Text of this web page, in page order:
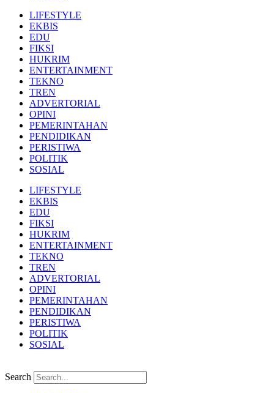
LIFESTYLE
EKBIS
EDU
FIKSI
HUKRIM
ENTERTAINMENT
TEKNO
TREN
ADVERTORIAL
OPINI
PEMERINTAHAN
PENDIDIKAN
PERISTIWA
POLITIK
SOSIAL
LIFESTYLE
EKBIS
EDU
FIKSI
HUKRIM
ENTERTAINMENT
TEKNO
TREN
ADVERTORIAL
OPINI
PEMERINTAHAN
PENDIDIKAN
PERISTIWA
POLITIK
SOSIAL
Search